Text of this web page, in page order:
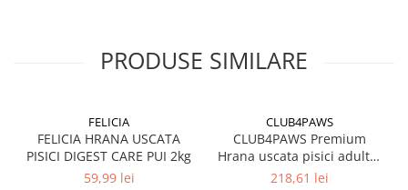
zile). Asigurati animalului acces permanent la apă potabilă curată.
PRODUSE SIMILARE
FELICIA
FELICIA HRANA USCATA
PISICI DIGEST CARE PUI 2kg
59,99 lei
CLUB4PAWS
CLUB4PAWS Premium
Hrana uscata pisici adulte,
Pui, 14kg
218,61 lei